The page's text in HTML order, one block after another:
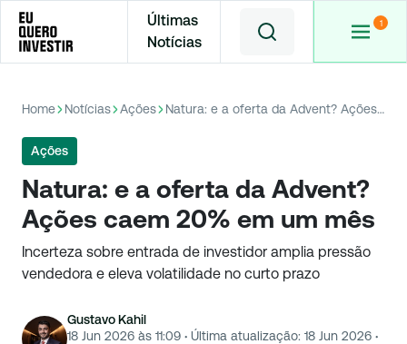
Últimas
Notícias
Home Notícias Ações Natura: e a oferta da Advent? Ações caem 20% em um mês
Ações
Natura: e a oferta da Advent?
Ações caem 20% em um mês
Incerteza sobre entrada de investidor amplia pressão
vendedora e eleva volatilidade no curto prazo
Gustavo Kahil
18 Jun 2026 às 11:09 · Última atualização: 18 Jun 2026 ·